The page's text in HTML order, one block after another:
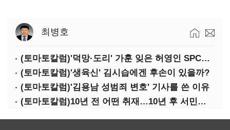
최병호
(토마토칼럼)'덕망·도리' 가훈 잊은 허영인 SPC그룹 회장
(토마토칼럼)'생육신' 김시습에겐 후손이 있을까?
(토마토칼럼)'김용남 성범죄 변호' 기사를 쓴 이유
(토마토칼럼)10년 전 어떤 취재…10년 후 서민석·박상용